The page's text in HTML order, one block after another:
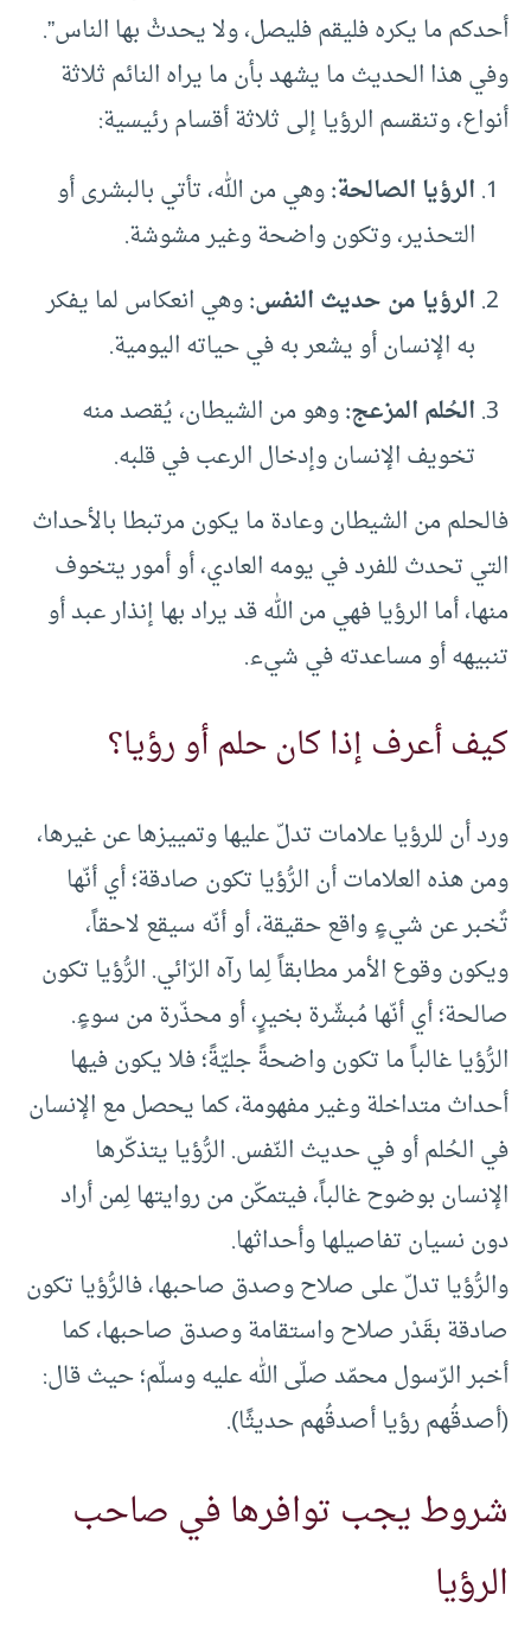
أحدكم ما يكره فليقم فليصل، ولا يحدثْ بها الناس”.
وفي هذا الحديث ما يشهد بأن ما يراه النائم ثلاثة
أنواع، وتنقسم الرؤيا إلى ثلاثة أقسام رئيسية:
الرؤيا الصالحة:وهي من الله، تأتي بالبشرى أو
التحذير، وتكون واضحة وغير مشوشة.
الرؤيا من حديث النفس:وهي انعكاس لما يفكر
به الإنسان أو يشعر به في حياته اليومية.
الحُلم المزعج:وهو من الشيطان، يُقصد منه
تخويف الإنسان وإدخال الرعب في قلبه.
فالحلم من الشيطان وعادة ما يكون مرتبطا بالأحداث
التي تحدث للفرد في يومه العادي، أو أمور يتخوف
منها، أما الرؤيا فهي من الله قد يراد بها إنذار عبد أو
تنبيهه أو مساعدته في شيء.
كيف أعرف إذا كان حلم أو رؤيا؟
ورد أن للرؤيا علامات تدلّ عليها وتمييزها عن غيرها،
ومن هذه العلامات أن الرُّؤيا تكون صادقة؛ أي أنّها
تٌخبر عن شيءٍ واقع حقيقة، أو أنّه سيقع لاحقاً،
ويكون وقوع الأمر مطابقاً لِما رآه الرّائي. الرُّؤيا تكون
صالحة؛ أي أنّها مُبشّرة بخيرٍ، أو محذّرة من سوءٍ.
الرُّؤيا غالباً ما تكون واضحةً جليّةً؛ فلا يكون فيها
أحداث متداخلة وغير مفهومة، كما يحصل مع الإنسان
في الحُلم أو في حديث النّفس. الرُّؤيا يتذكّرها
الإنسان بوضوح غالباً، فيتمكّن من روايتها لِمن أراد
دون نسيان تفاصيلها وأحداثها.
والرُّؤيا تدلّ على صلاح وصدق صاحبها، فالرُّؤيا تكون
صادقة بقَدْر صلاح واستقامة وصدق صاحبها، كما
أخبر الرّسول محمّد صلّى الله عليه وسلّم؛ حيث قال:
(أصدقُهم رؤيا أصدقُهم حديثًا).
شروط يجب توافرها في صاحب
الرؤيا